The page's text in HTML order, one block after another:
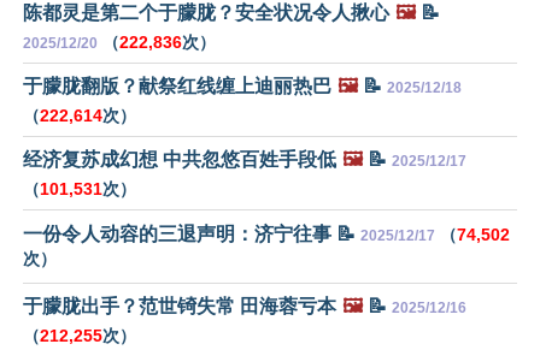
陈都灵是第二个于朦胧？安全状况令人揪心 🖼️📝
2025/12/20 （222,836次）
于朦胧翻版？献祭红线缠上迪丽热巴 🖼️📝 2025/12/18
（222,614次）
经济复苏成幻想 中共忽悠百姓手段低 🖼️📝 2025/12/17
（101,531次）
一份令人动容的三退声明：济宁往事 📝 2025/12/17 （74,502
次）
于朦胧出手？范世锜失常 田海蓉亏本 🖼️📝 2025/12/16
（212,255次）